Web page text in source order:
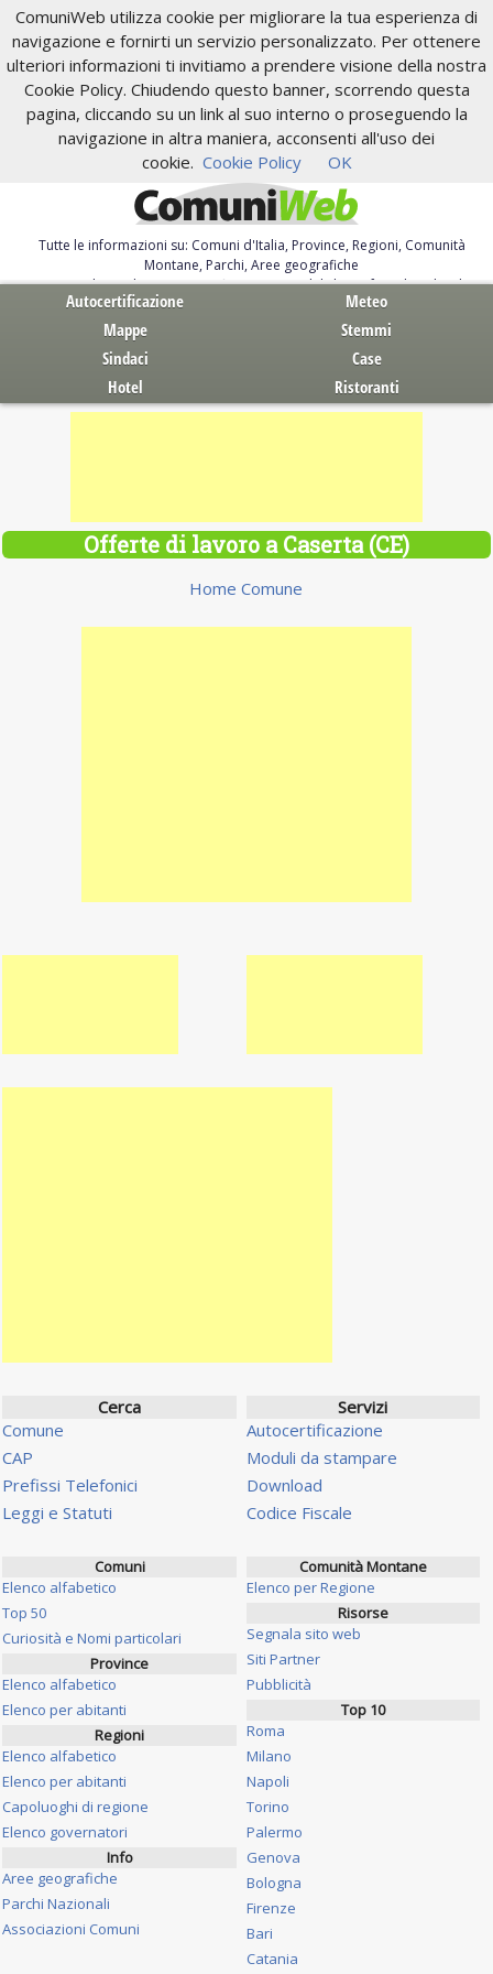
ComuniWeb utilizza cookie per migliorare la tua esperienza di
navigazione e fornirti un servizio personalizzato. Per ottenere
ulteriori informazioni ti invitiamo a prendere visione della nostra
Cookie Policy. Chiudendo questo banner, scorrendo questa
pagina, cliccando su un link al suo interno o proseguendo la
navigazione in altra maniera, acconsenti all'uso dei
cookie. Cookie Policy OK
Tutte le informazioni su: Comuni d'Italia, Province, Regioni, Comunità
Montane, Parchi, Aree geografiche
Servizi al Cittadino. Autocertificazione, moduli, leggi, free download
Autocertificazione
Meteo
Mappe
Stemmi
Sindaci
Case
Hotel
Ristoranti
Offerte di lavoro a Caserta (CE)
Home Comune
Cerca
Comune
CAP
Prefissi Telefonici
Leggi e Statuti
Servizi
Autocertificazione
Moduli da stampare
Download
Codice Fiscale
Comuni
Elenco alfabetico
Top 50
Curiosità e Nomi particolari
Province
Elenco alfabetico
Elenco per abitanti
Regioni
Elenco alfabetico
Elenco per abitanti
Capoluoghi di regione
Elenco governatori
Info
Aree geografiche
Parchi Nazionali
Associazioni Comuni
Comunità Montane
Elenco per Regione
Risorse
Segnala sito web
Siti Partner
Pubblicità
Top 10
Roma
Milano
Napoli
Torino
Palermo
Genova
Bologna
Firenze
Bari
Catania